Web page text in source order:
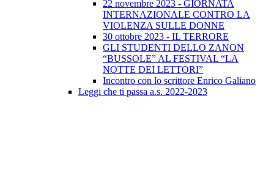
22 novembre 2023 - GIORNATA
INTERNAZIONALE CONTRO LA
VIOLENZA SULLE DONNE
30 ottobre 2023 - IL TERRORE
GLI STUDENTI DELLO ZANON
“BUSSOLE” AL FESTIVAL “LA
NOTTE DEI LETTORI”
Incontro con lo scrittore Enrico Galiano
Leggi che ti passa a.s. 2022-2023